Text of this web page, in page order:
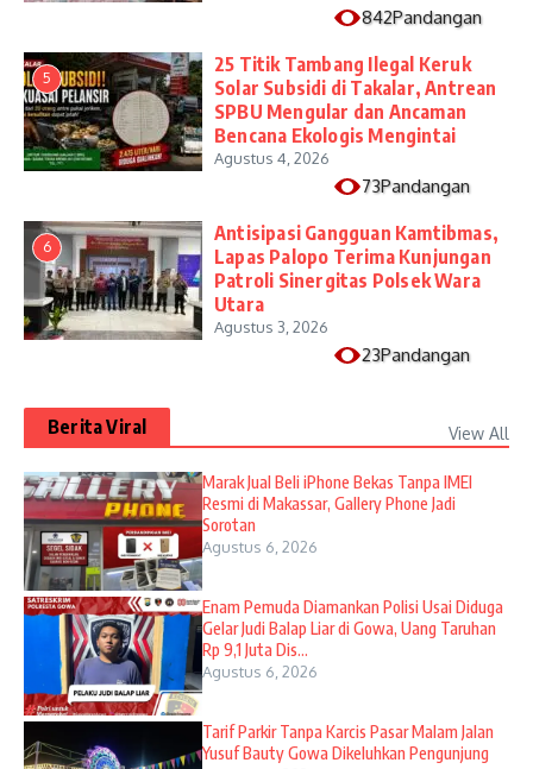
842Pandangan
5
25 Titik Tambang Ilegal Keruk
Solar Subsidi di Takalar, Antrean
SPBU Mengular dan Ancaman
Bencana Ekologis Mengintai
Agustus 4, 2026
73Pandangan
6
Antisipasi Gangguan Kamtibmas,
Lapas Palopo Terima Kunjungan
Patroli Sinergitas Polsek Wara
Utara
Agustus 3, 2026
23Pandangan
Berita Viral View All
​Marak Jual Beli iPhone Bekas Tanpa IMEI
Resmi di Makassar, Gallery Phone Jadi
Sorotan
Agustus 6, 2026
Enam Pemuda Diamankan Polisi Usai Diduga
Gelar Judi Balap Liar di Gowa, Uang Taruhan
Rp 9,1 Juta Dis...
Agustus 6, 2026
Tarif Parkir Tanpa Karcis Pasar Malam Jalan
Yusuf Bauty Gowa Dikeluhkan Pengunjung